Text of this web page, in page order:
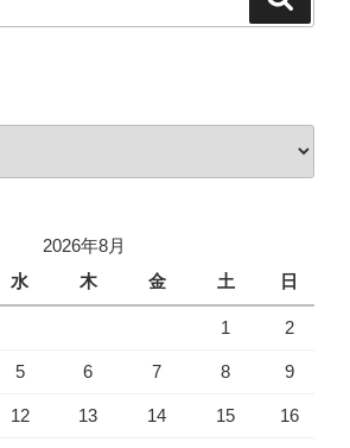
2026年8月
水 木 金 土 日
1 2
5 6 7 8 9
12 13 14 15 16